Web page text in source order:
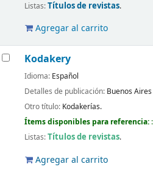
Listas:Títulos de revistas.
Agregar al carrito
Kodakery
Idioma: Español
Detalles de publicación: Buenos
Otro título: Kodakerías.
Ítems disponibles para referencia:
Listas:Títulos de revistas.
Agregar al carrito